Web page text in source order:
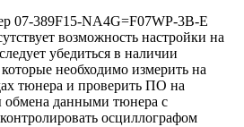
07-389F15-NA4G=F07WP-3B-E
возможность настройки на
убедиться в наличии
необходимо измерить на
тюнера и проверить ПО на
обмена данными тюнера с
осциллографом